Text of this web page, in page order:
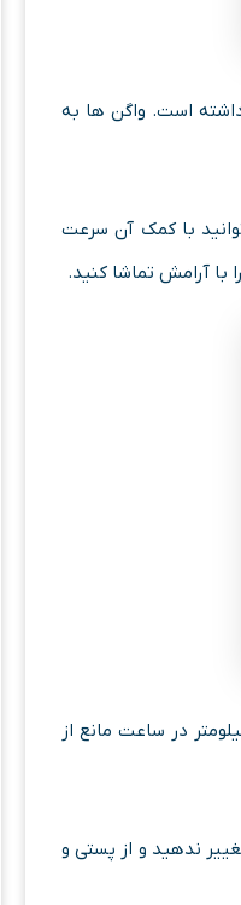
است. واگن ها به
می توانید با کمک آن سرعت
با آرامش تماشا کنید.
بیشتر، ترمز دومی هم در نظر گرفته شده که کاملا اتوماتیک است و با رسیدن سرعت شما به ۴۰ کیلومتر در ساعت مانع از
ندهید و از پستی و